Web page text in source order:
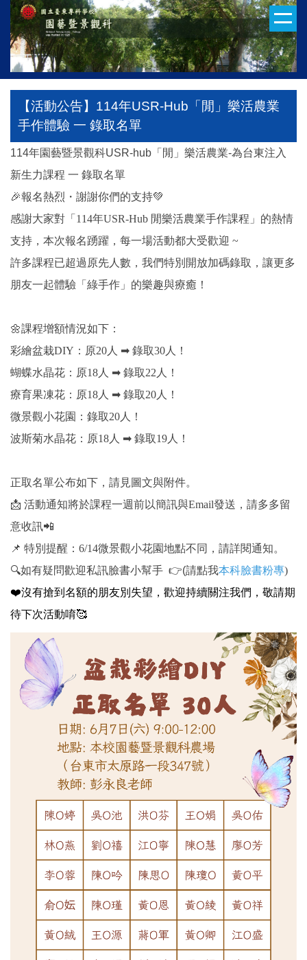
跳
到
主
要
內
容
【活動公告】114年USR-Hub「閒」樂活農業
手作體驗 一 錄取名單
114年園藝暨景觀科USR-hub「閒」樂活農業-為台東注入
新生力課程 一 錄取名單
🎉報名熱烈・謝謝你們的支持💚
感謝大家對「114年USR-Hub 閒樂活農業手作課程」的熱情
支持，本次報名踴躍，每一場活動都大受歡迎 ~
許多課程已超過原先人數，我們特別開放加碼錄取，讓更多
朋友一起體驗「綠手作」的樂趣與療癒！
🌼課程增額情況如下：
彩繪盆栽DIY：原20人 ➡ 錄取30人！
蝴蝶水晶花：原18人 ➡ 錄取22人！
療育果凍花：原18人 ➡ 錄取20人！
微景觀小花園：錄取20人！
波斯菊水晶花：原18人 ➡ 錄取19人！
正取名單公布如下，請見圖文與附件。
📩 活動通知將於課程一週前以簡訊與Email發送，請多多留
意收訊📲
📌 特別提醒：6/14微景觀小花園地點不同，請詳閱通知。
🔍如有疑問歡迎私訊臉書小幫手 👉(請點我本科臉書粉專)
❤沒有搶到名額的朋友別失望， 歡迎持續關注我們， 敬請期
待下次活動唷🥰